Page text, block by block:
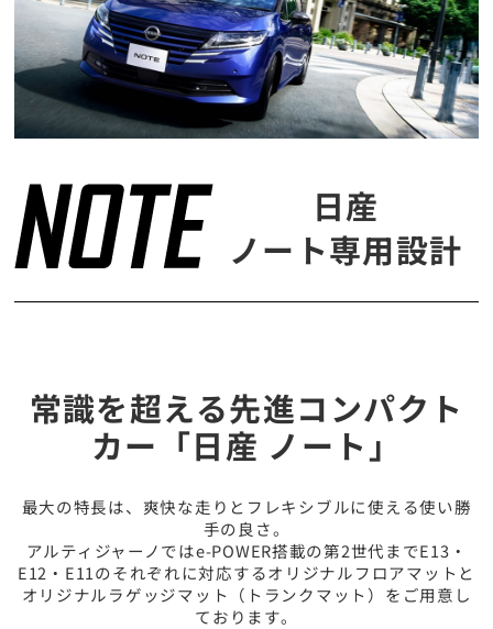
日産
ノート専用設計
常識を超える先進コンパクト
カー「日産 ノート」
最大の特長は、爽快な走りとフレキシブルに使える使い勝
手の良さ。
アルティジャーノではe-POWER搭載の第2世代までE13・
E12・E11のそれぞれに対応するオリジナルフロアマットと
オリジナルラゲッジマット（トランクマット）をご用意し
ております。